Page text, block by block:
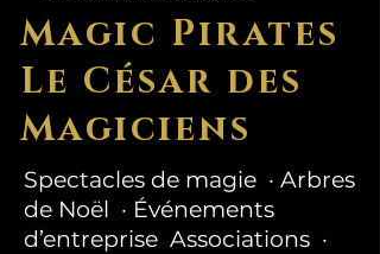
Magic Pirates
Le César des
Magiciens
Spectacles de magie · Arbres
de Noël · Événements
d’entreprise Associations ·